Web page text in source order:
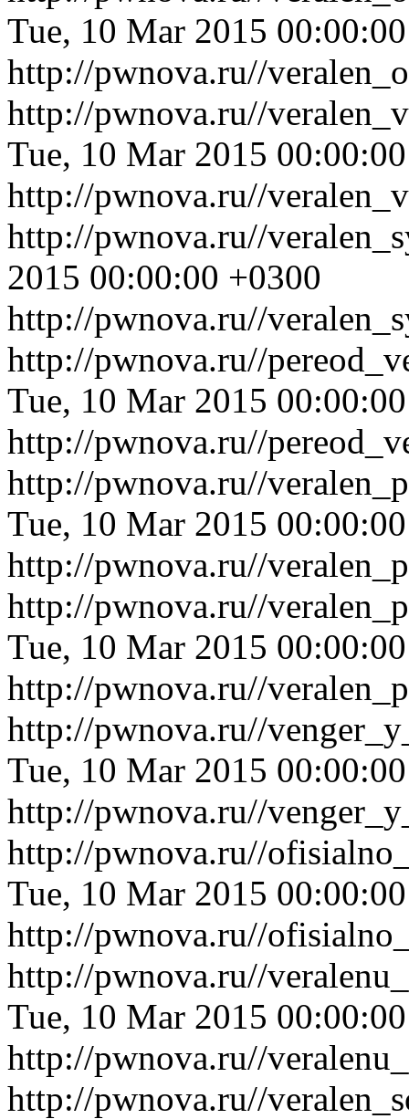
Tue, 10 Mar 2015
http://pwnova.ru//
http://pwnova.ru//
Tue, 10 Mar 2015
http://pwnova.ru//
http://pwnova.ru//
2015 00:00:00 +0300
http://pwnova.ru//
http://pwnova.ru//
Tue, 10 Mar 2015
http://pwnova.ru//
http://pwnova.ru//
Tue, 10 Mar 2015
http://pwnova.ru//
http://pwnova.ru//
Tue, 10 Mar 2015
http://pwnova.ru//
http://pwnova.ru//
Tue, 10 Mar 2015
http://pwnova.ru//
http://pwnova.ru//
Tue, 10 Mar 2015
http://pwnova.ru//
http://pwnova.ru//
Tue, 10 Mar 2015
http://pwnova.ru//
http://pwnova.ru//